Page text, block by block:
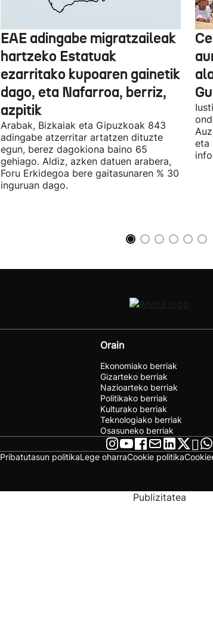
EAE adingabe migratzaileak
hartzeko Estatuak
ezarritako kupoaren gainetik
dago, eta Nafarroa, berriz,
azpitik
Arabak, Bizkaiak eta Gipuzkoak 843
adingabe atzerritar artatzen dituzte
egun, berez dagokiona baino 65
gehiago. Aldiz, azken datuen arabera,
Foru Erkidegoa bere gaitasunaren % 30
inguruan dago.
eta
Orain
Ekonomiako berriak
Gizarteko berriak
Nazioarteko berriak
Politikako berriak
Kulturako berriak
Teknologiako berriak
Osasuneko berriak
Pribatutasun politikaLege oharraCookie politika
Publizitatea